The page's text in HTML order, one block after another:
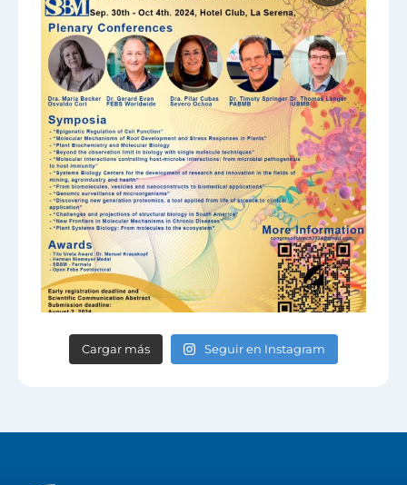
Cargar más Seguir en Instagram